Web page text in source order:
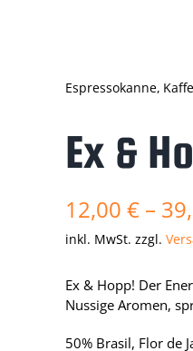
Espressokanne
Ex &
12,00 € –
inkl. MwSt. zzgl.
Ex & Hopp! Der
Nussige Aromen,
50% Brasil, Flor de